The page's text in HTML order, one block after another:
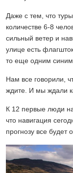
Даже с тем, что
количестве 6-8
сильный ветер и
улице есть
то еще одним
Нам все говорили,
ждите. И мы ждали
К 12 первые люди
что навигация
прогнозу все будет